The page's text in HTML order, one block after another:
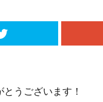
うございます！